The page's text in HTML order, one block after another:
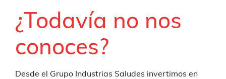
¿Todavía no nos
conoces?
Desde el Grupo Industrias Saludes invertimos en